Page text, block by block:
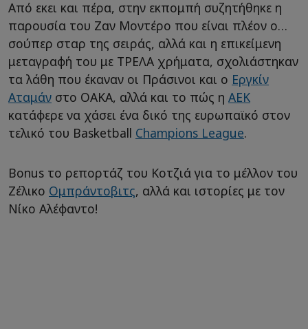
Από εκει και πέρα, στην εκπομπή συζητήθηκε η
παρουσία του Ζαν Μοντέρο που είναι πλέον ο…
σούπερ σταρ της σειράς, αλλά και η επικείμενη
μεταγραφή του με ΤΡΕΛΑ χρήματα, σχολιάστηκαν
τα λάθη που έκαναν οι Πράσινοι και ο Εργκίν
Αταμάν στο ΟΑΚΑ, αλλά και το πώς η ΑΕΚ
κατάφερε να χάσει ένα δικό της ευρωπαϊκό στον
τελικό του Basketball Champions League.
Bonus το ρεπορτάζ του Κοτζιά για το μέλλον του
Ζέλικο Ομπράντοβιτς, αλλά και ιστορίες με τον
Νίκο Αλέφαντο!